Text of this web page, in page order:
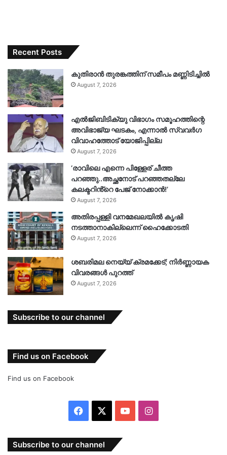
Recent Posts
കുതിരാൻ തുരങ്കത്തിന് സമീപം മണ്ണിടിച്ചിൽ
August 7, 2026
എൽജിബിടിക്യു വിഭാഗം സമൂഹത്തിന്റെ
അവിഭാജ്യ ഘടകം, എന്നാൽ സ്വവർഗ
വിവാഹത്തോട് യോജിപ്പില്ല
August 7, 2026
‘രാവിലെ എന്നെ പിള്ളേര് ചീത്ത
പറഞ്ഞു..അച്ഛനോട് പറഞ്ഞതല്ലേ
കലക്ടറിൻ്റെ പേജ് നോക്കാൻ!’
August 7, 2026
അതിരപ്പള്ളി വനമേഖലയിൽ കൃഷി
നടത്താനാകില്ലെന്ന് ഹൈക്കോടതി
August 7, 2026
ശബരിമല നെയ്യ് ക്രമക്കേട്; നിർണ്ണായക
വിവരങ്ങൾ പുറത്ത്
August 7, 2026
Subscribe to our channel
Find us on Facebook
Find us on Facebook
Facebook YouTubeInstagram
Subscribe to our channel